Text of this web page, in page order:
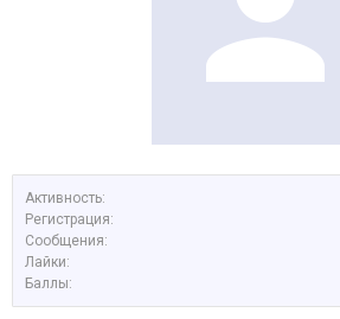
Активность:
Регистрация:
Сообщения:
Лайки:
Баллы: